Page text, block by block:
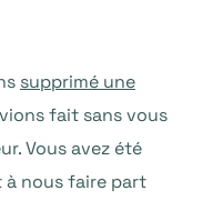
supprimé une
fait sans vous
Vous avez été
nous faire part